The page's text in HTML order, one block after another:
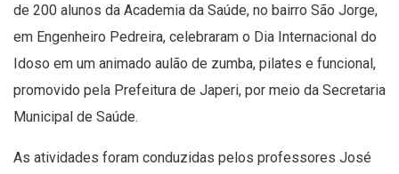
de 200 alunos da Academia da Saúde, no bairro São Jorge,
em Engenheiro Pedreira, celebraram o Dia Internacional do
Idoso em um animado aulão de zumba, pilates e funcional,
promovido pela Prefeitura de Japeri, por meio da Secretaria
Municipal de Saúde.
As atividades foram conduzidas pelos professores José